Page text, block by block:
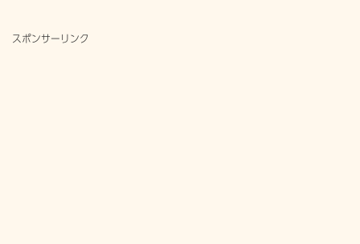
スポンサーリンク